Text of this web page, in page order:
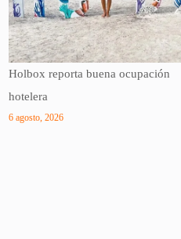
Holbox reporta buena ocupación
hotelera
6 agosto, 2026